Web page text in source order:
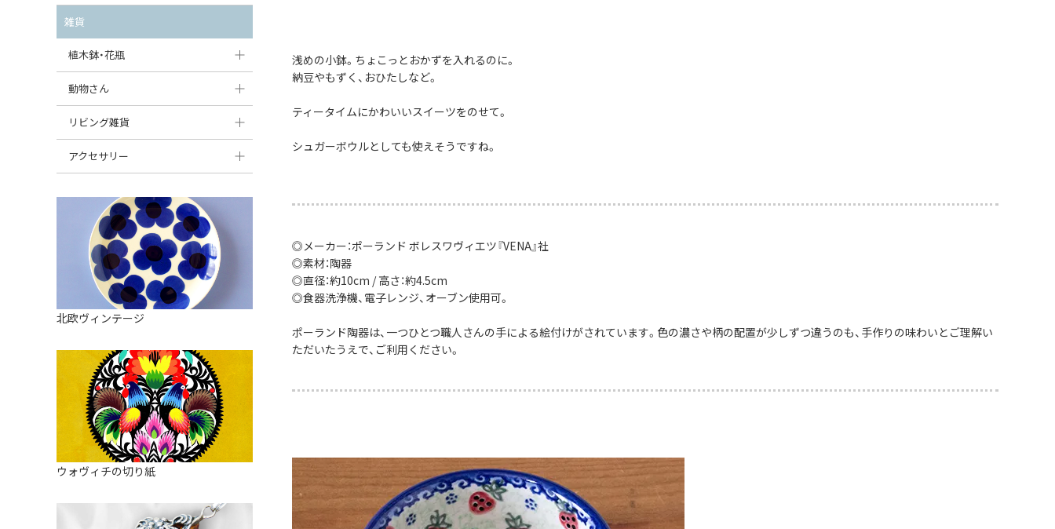
浅めの小鉢。ちょこっとおかずを入れるのに。
納豆やもずく、おひたしなど。
ティータイムにかわいいスイーツをのせて。
シュガーボウルとしても使えそうですね。
◎メーカー：ポーランド ボレスワヴィエツ『VENA』社
◎素材：陶器
◎直径：約10cm / 高さ：約4.5cm
◎食器洗浄機、電子レンジ、オーブン使用可。
ポーランド陶器は、一つひとつ職人さんの手による絵付けがされています。色の濃さや柄の配置が少しずつ違うのも、手作りの味わいとご理解い
ただいたうえで、ご利用ください。
変形プレート
分割ディッシュ
すべて見る
葉っぱ型ボウル
りんご型ボウル
いちご型ボウル
星型ボウル
スープカップ
そば猪口・フリーカップ
ココット
薬味入れ
ミキシングボウル
すべて見る
チーズケース
バターディッシュ
六角形ポット
ボトル
すべて見る
ケーキスタンド
カトラリー
はしおき・カトラリーレスト
スクエアオーブンディッシュ
オーバルオーブンディッシュ
すべて見る
マフィン型
すべて見る
チュリーン
キャセロール
すべて見る
雑貨
植木鉢・花瓶
植木鉢
花瓶
動物さん
フィギュア・置物
貯金箱
オーナメント
クリーマー
リビング雑貨
スツール
バス・洗面用品
家具小物
小物入れ
アロマポット
バスケット
装飾用タイル・プレート
ミニチュア
天使さま
カードスタンド
アクセサリー
ペンダントトップ
すべて見る
北欧ヴィンテージ
ウォヴィチの切り紙